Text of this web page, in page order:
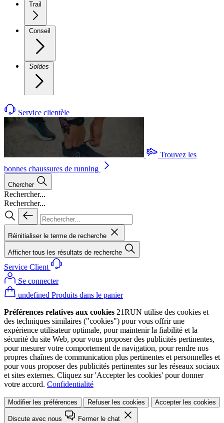
Trail
Conseil
Soldes
Service clientèle
Trouvez les
bonnes chaussures de running
Chercher
Rechercher...
Rechercher...
Réinitialiser le terme de recherche
Afficher tous les résultats de recherche
Service Client
Se connecter
undefined Produits dans le panier
Préférences relatives aux cookies 21RUN utilise des cookies et
des techniques similaires ("cookies") pour vous offrir une
expérience utilisateur optimale, pour maintenir la fiabilité et la
sécurité du site Web, pour vous proposer des publicités pertinentes,
pour mesurer votre comportement de navigation, pour rendre nos
propres chaînes de communication plus pertinentes et personnelles et
pour vous proposer des publicités pertinentes sur les réseaux sociaux
et sites externes. Cliquez sur 'Accepter les cookies' pour donner
votre accord. Confidentialité
Modifier les préférences Refuser les cookies Accepter les cookies
Discute avec nous Fermer le chat